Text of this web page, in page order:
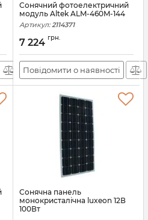
Сонячний фотоелектричний
модуль Altek ALM-460M-144
Артикул: 2114371
7 224 грн.
Повідомити о наявності
Сонячна панель
монокристалічна luxeon 12В
100Вт